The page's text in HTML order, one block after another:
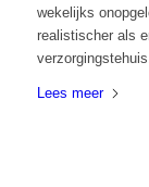
wekelijks
realistischer als
Lees meer